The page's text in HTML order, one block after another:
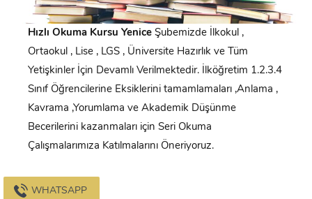
Hızlı Okuma KursuYeniceŞubemizde İlkokul ,
Ortaokul , Lise , LGS , Üniversite Hazırlık ve Tüm
Yetişkinler İçin Devamlı Verilmektedir. İlköğretim 1.2.3.4
Sınıf Öğrencilerine Eksiklerini tamamlamaları ,Anlama ,
Kavrama ,Yorumlama ve Akademik Düşünme
Becerilerini kazanmaları için Seri Okuma
Çalışmalarımıza Katılmalarını Öneriyoruz.
WHATSAPP